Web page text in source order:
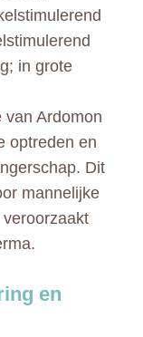
in grote
Ardomon
optreden en
Dit
mannelijke
en